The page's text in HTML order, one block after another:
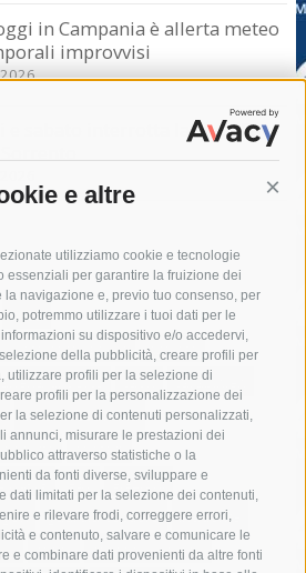
e altre
utilizziamo cookie e tecnologie
essenziali per garantire la fruizione dei
navigazione e, previo tuo consenso, per
potremmo utilizzare i tuoi dati per le
su dispositivo e/o accedervi,
della pubblicità, creare profili per
utilizzare profili per la selezione di
profili per la personalizzazione dei
la selezione di contenuti personalizzati,
annunci, misurare le prestazioni dei
attraverso statistiche o la
da fonti diverse, sviluppare e
dati limitati per la selezione dei contenuti,
e rilevare frodi, correggere errori,
e contenuto, salvare e comunicare le
e combinare dati provenienti da altre fonti
in Campania è allerta meteo
improvvisi
e sabato interrotta la linea Eav
anas
campanella
arresto
di porto capri
carabinieri
circumvesuviana
contagi
19 eav
elezioni
gori guardia costiera
incidente
mare
massa lubrense